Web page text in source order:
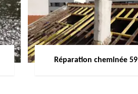
Réparation cheminée 59